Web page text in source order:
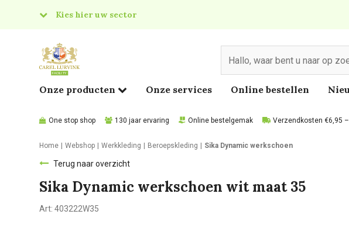
Kies hier uw sector
Food
Onze producten Onze services Online bestellen
One stop shop 130 jaar ervaring Online bestelgemak Verzendkosten €6,95
Home Webshop Werkkleding Beroepskleding Sika Dynamic werkschoen
Terug naar overzicht
Sika Dynamic werkschoen wit maat 35
Art: 403222W35